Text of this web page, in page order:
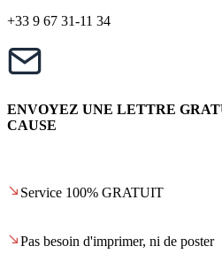
+33 9 67 31-11 34
ENVOYEZ UNE LETTRE
CAUSE
Service 100% GRATUIT
Pas besoin d'imprimer, ni de poster